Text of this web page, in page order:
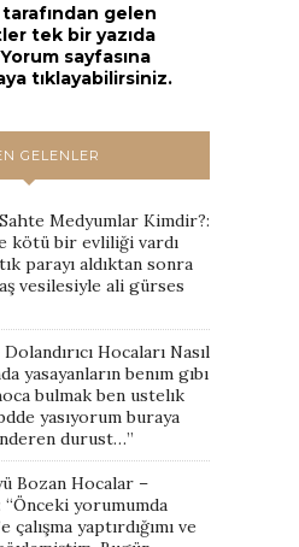
gelen
tek bir yazıda
sayfasına
tıklayabilirsiniz.
GELENLER
Medyumlar Kimdir?:
kötü bir evliliği vardı
parayı aldıktan sonra
vesilesiyle ali gürses
Hocaları Nasıl
yasayanların benım gıbı
bulmak ben ustelık
yasıyorum buraya
durust…”
Bozan Hocalar –
“Önceki yorumumda
yaptırdığımı ve